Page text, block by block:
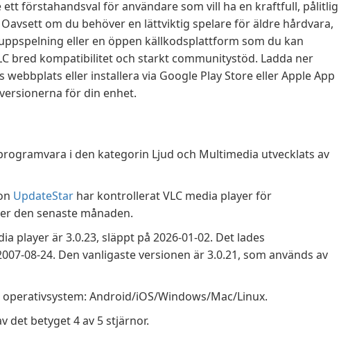
förstahandsval för användare som vill ha en kraftfull, pålitlig
om du behöver en lättviktig spelare för äldre hårdvara,
eller en öppen källkodsplattform som du kan
bred kompatibilitet och starkt communitystöd. Ladda ner
webbplats eller installera via Google Play Store eller Apple App
för din enhet.
i den kategorin Ljud och Multimedia utvecklats av
UpdateStar har kontrollerat VLC media player för
den senaste månaden.
player är 3.0.23, släppt på 2026-01-02. Det lades
08-24. Den vanligaste versionen är 3.0.21, som används av
Android/iOS/Windows/Mac/Linux.
det betyget 4 av 5 stjärnor.